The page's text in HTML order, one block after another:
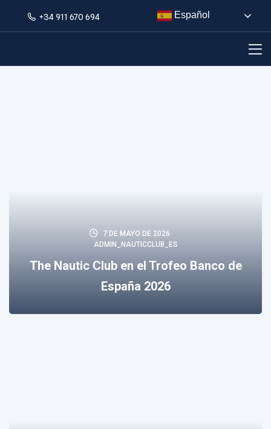
+34 911 670 694 Español
7 DE MAYO DE 2026
ADMIN_NAUTICCLUB_ES
The Nautic Club en el Trofeo Banco de
España 2026